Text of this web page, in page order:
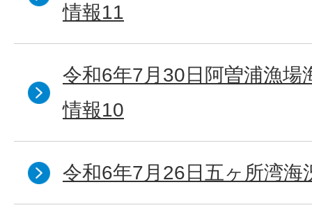
情報11
令和6年7月30日阿曽浦漁場
情報10
令和6年7月26日五ヶ所湾海